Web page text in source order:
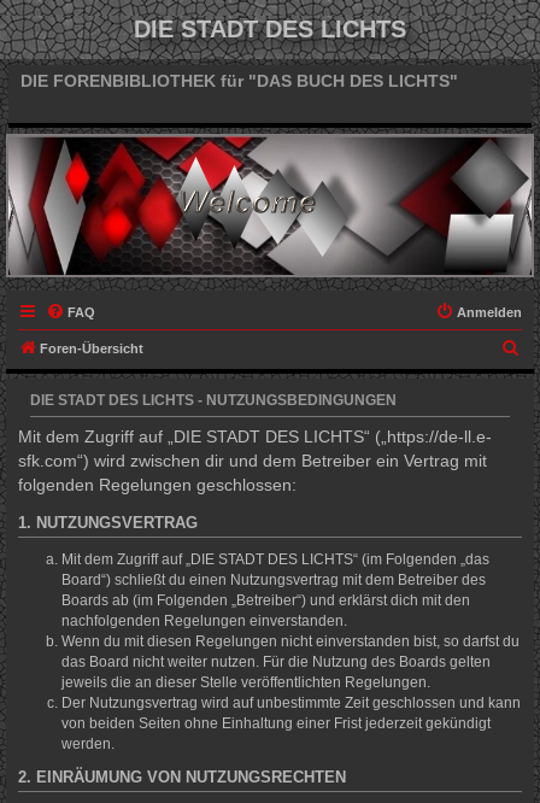
DIE STADT DES LICHTS
DIE FORENBIBLIOTHEK für "DAS BUCH DES LICHTS"
FAQ Anmelden
Foren-Übersicht
u
DIE STADT DES LICHTS - NUTZUNGSBEDINGUNGEN
Mit dem Zugriff auf „DIE STADT DES LICHTS“ („https://de-ll.e-
sfk.com“) wird zwischen dir und dem Betreiber ein Vertrag mit
folgenden Regelungen geschlossen:
1. NUTZUNGSVERTRAG
Mit dem Zugriff auf „DIE STADT DES LICHTS“ (im Folgenden „das
Board“) schließt du einen Nutzungsvertrag mit dem Betreiber des
Boards ab (im Folgenden „Betreiber“) und erklärst dich mit den
nachfolgenden Regelungen einverstanden.
Wenn du mit diesen Regelungen nicht einverstanden bist, so darfst du
das Board nicht weiter nutzen. Für die Nutzung des Boards gelten
jeweils die an dieser Stelle veröffentlichten Regelungen.
Der Nutzungsvertrag wird auf unbestimmte Zeit geschlossen und kann
von beiden Seiten ohne Einhaltung einer Frist jederzeit gekündigt
werden.
2. EINRÄUMUNG VON NUTZUNGSRECHTEN